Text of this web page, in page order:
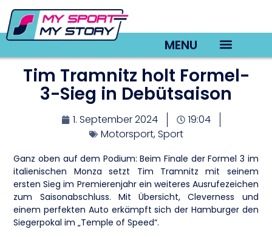
MENU
Tim Tramnitz holt Formel-
3-Sieg in Debütsaison
1. September 2024
19:04
Motorsport,Sport
Ganz oben auf dem Podium: Beim Finale der Formel 3 im
italienischen Monza setzt Tim Tramnitz mit seinem
ersten Sieg im Premierenjahr ein weiteres Ausrufezeichen
zum Saisonabschluss. Mit Übersicht, Cleverness und
einem perfekten Auto erkämpft sich der Hamburger den
Siegerpokal im „Temple of Speed“.